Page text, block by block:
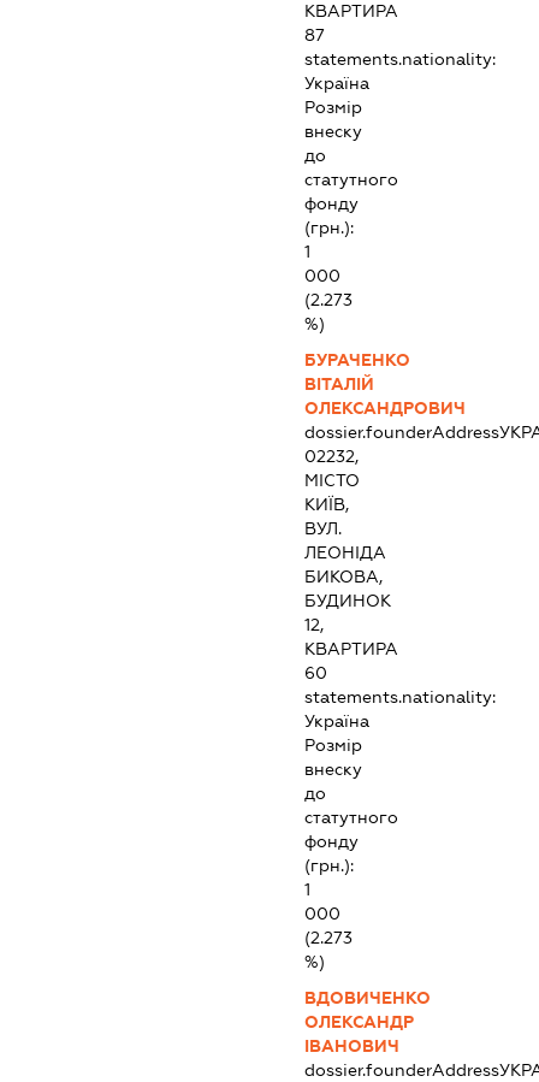
КВАРТИРА
87
statements.nationality:
Україна
Розмір
внеску
до
статутного
фонду
(грн.):
1
000
(2.273
%)
БУРАЧЕНКО
ВІТАЛІЙ
ОЛЕКСАНДРОВИЧ
dossier.founderAddress
02232,
МІСТО
КИЇВ,
ВУЛ.
ЛЕОНІДА
БИКОВА,
БУДИНОК
12,
КВАРТИРА
60
statements.nationality:
Україна
Розмір
внеску
до
статутного
фонду
(грн.):
1
000
(2.273
%)
ВДОВИЧЕНКО
ОЛЕКСАНДР
ІВАНОВИЧ
dossier.founderAddress